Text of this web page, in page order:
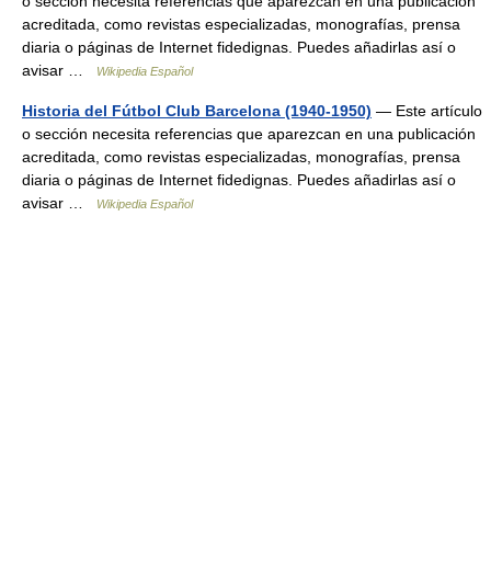
acreditada, como revistas especializadas, monografías, prensa
diaria o páginas de Internet fidedignas. Puedes añadirlas así o
avisar …
Wikipedia Español
Historia del Fútbol Club Barcelona (1940-1950) — Este artículo
o sección necesita referencias que aparezcan en una publicación
acreditada, como revistas especializadas, monografías, prensa
diaria o páginas de Internet fidedignas. Puedes añadirlas así o
avisar …
Wikipedia Español